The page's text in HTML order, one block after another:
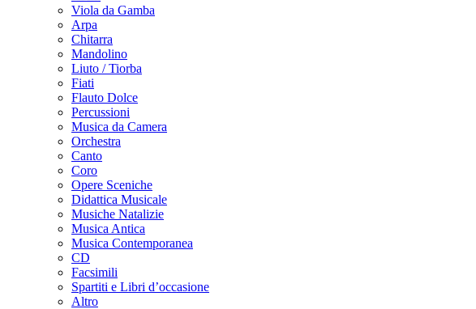
Viola da Gamba
Arpa
Chitarra
Mandolino
Liuto / Tiorba
Fiati
Flauto Dolce
Percussioni
Musica da Camera
Orchestra
Canto
Coro
Opere Sceniche
Didattica Musicale
Musiche Natalizie
Musica Antica
Musica Contemporanea
CD
Facsimili
Spartiti e Libri d’occasione
Altro